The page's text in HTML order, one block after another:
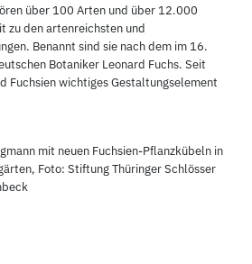
über 100 Arten und über 12.000
zu den artenreichsten und
Benannt sind sie nach dem im 16.
Botaniker Leonard Fuchs. Seit
Fuchsien wichtiges Gestaltungselement
mit neuen Fuchsien-Pflanzkübeln in
Foto: Stiftung Thüringer Schlösser